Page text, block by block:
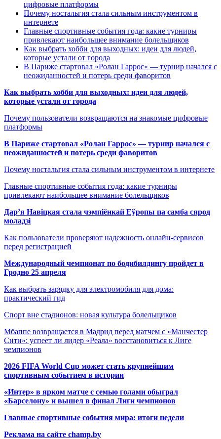
цифровые платформы
Почему ностальгия стала сильным инструментом в
интернете
Главные спортивные события года: какие турниры
привлекают наибольшее внимание болельщиков
Как выбрать хобби для выходных: идеи для людей,
которые устали от города
В Париже стартовал «Ролан Гаррос» — турнир начался с
неожиданностей и потерь среди фаворитов
Как выбрать хобби для выходных: идеи для людей,
которые устали от города
Почему пользователи возвращаются на знакомые цифровые
платформы
В Париже стартовал «Ролан Гаррос» — турнир начался с
неожиданностей и потерь среди фаворитов
Почему ностальгия стала сильным инструментом в интернете
Главные спортивные события года: какие турниры
привлекают наибольшее внимание болельщиков
Дар’я Навіцкая стала чэмпіёнкай Еўропы па самба сярод
моладзі
Как пользователи проверяют надежность онлайн-сервисов
перед регистрацией
Международный чемпионат по бодибилдингу пройдет в
Гродно 25 апреля
Как выбрать зарядку для электромобиля для дома:
практический гид
Спорт вне стадионов: новая культура болельщиков
Мбаппе возвращается в Мадрид перед матчем с «Манчестер
Сити»: успеет ли лидер «Реала» восстановиться к Лиге
чемпионов
2026 FIFA World Cup может стать крупнейшим
спортивным событием в истории
«Интер» в ярком матче с семью голами обыграл
«Барселону» и вышел в финал Лиги чемпионов
Главные спортивные события мира: итоги недели
Реклама на сайте champ.by